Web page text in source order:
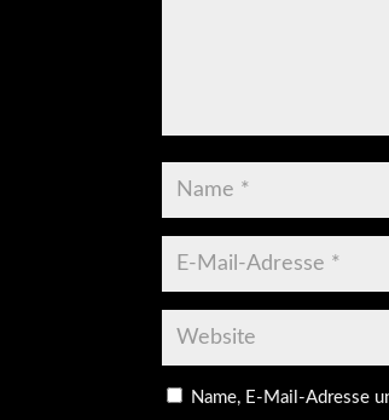
Name, E-Mail-Adresse